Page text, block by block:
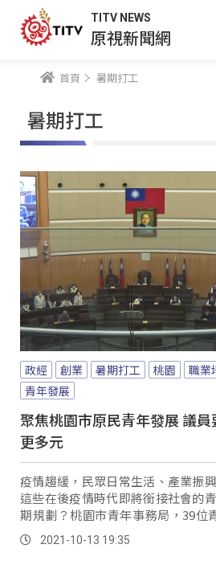
TITV NEWS
原視新聞網
首頁 暑期打工
暑期打工
政經 創業 暑期打工 桃園 職業
青年發展
聚焦桃園市原民青年發展 議
更多元
疫情趨緩，民眾日常生活、產業振
這些在後疫情時代即將銜接社會的
期規劃？桃園市青年事務局，39位
具原住民身分，針對原民青年職涯發
2021-10-13 19:35